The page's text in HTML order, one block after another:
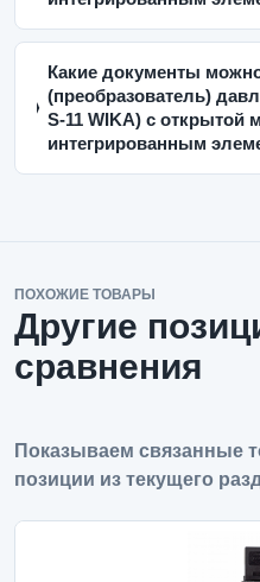
Какие документы
(преобразователь)
S-11 WIKA) с открытой
интегрированным
ПОХОЖИЕ ТОВАРЫ
Другие
сравнения
Показываем связанные
позиции из текущего